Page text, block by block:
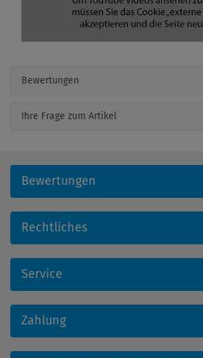
Bewertungen
Ihre Frage zum Artikel
Bewertungen
Rechtliches
Service
Zahlung